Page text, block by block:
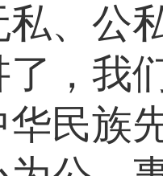
、公
了，我
华民族